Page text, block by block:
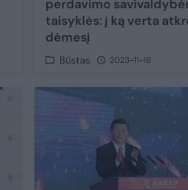
perdavimo
taisyklės: į ką verta
dėmesį
Būstas 2023-11-16